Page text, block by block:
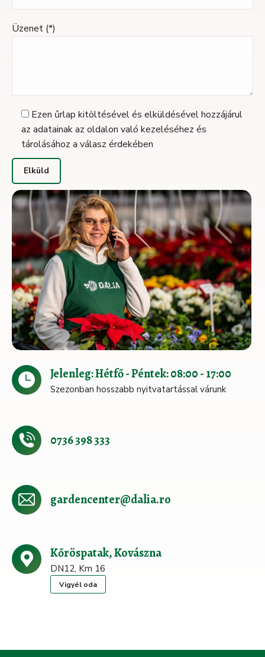
Üzenet (*)
Ezen űrlap kitöltésével és elküldésével hozzájárul
az adatainak az oldalon való kezeléséhez és
tárolásához a válasz érdekében
Jelenleg: Hétfő - Péntek: 08:00 - 17:00
Szezonban hosszabb nyitvatartással várunk
0736 398 333
gardencenter@dalia.ro
Kőröspatak, Kovászna
DN12, Km 16
Vigyél oda